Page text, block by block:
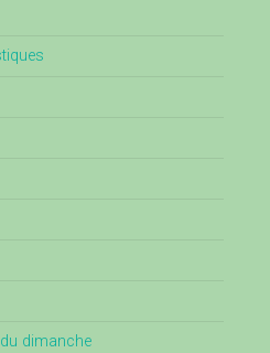
dimanche